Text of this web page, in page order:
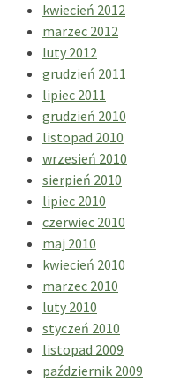
kwiecień 2012
marzec 2012
luty 2012
grudzień 2011
lipiec 2011
grudzień 2010
listopad 2010
wrzesień 2010
sierpień 2010
lipiec 2010
czerwiec 2010
maj 2010
kwiecień 2010
marzec 2010
luty 2010
styczeń 2010
listopad 2009
październik 2009